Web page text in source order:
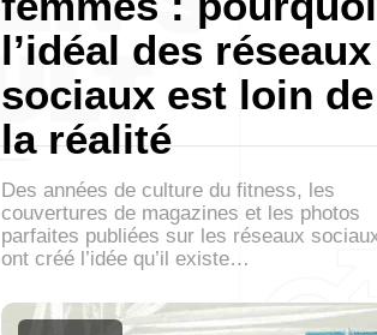
l’idéal des réseaux
sociaux est loin de
la réalité
Des années de culture du fitness, les
couvertures de magazines et les photos
parfaites publiées sur les réseaux
ont créé l’idée qu’il existe…